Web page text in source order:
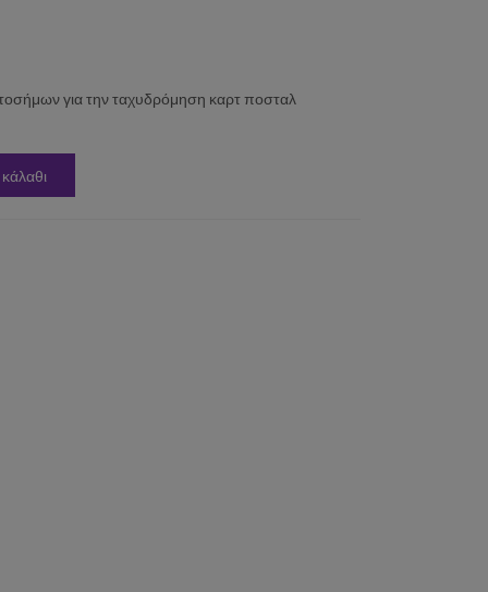
για την ταχυδρόμηση καρτ ποσταλ